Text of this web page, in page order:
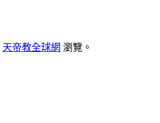
天帝教全球網 瀏覽。